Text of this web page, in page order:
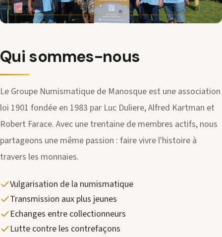
Qui sommes-nous
Le Groupe Numismatique de Manosque est une association
loi 1901 fondée en 1983 par Luc Duliere, Alfred Kartman et
Robert Farace. Avec une trentaine de membres actifs, nous
partageons une même passion : faire vivre l'histoire à
travers les monnaies.
Vulgarisation de la numismatique
Transmission aux plus jeunes
Echanges entre collectionneurs
Lutte contre les contrefaçons